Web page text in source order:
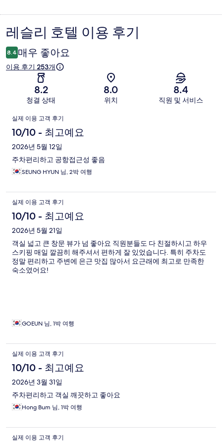
이
용
후
레슬리 호텔 이용 후기
8.4 매우 좋아요
이용 후기 253개
8.2
청결 상태
8.0
위치
8.4
직원 및 서비스
이
용
후
기
실제 이용 고객 후기
10/10 - 최고예요
2026년 5월 12일
주차편리하고 공항접근성 좋음
SEUNG HYUN 님, 2박 여행
실제 이용 고객 후기
10/10 - 최고예요
2026년 5월 21일
객실 넓고 큰 창문 뷰가 넘 좋아요 직원분들도 다 친절하시고 하우
스키핑 매일 깔끔히 해주셔서 편하게 잘 있었습니다. 특히 주차도
정말 편리하고 주변에 은근 맛집 많아서 요근래에 최고로 만족한
숙소였어요!
GOEUN 님, 1박 여행
실제 이용 고객 후기
10/10 - 최고예요
2026년 3월 31일
주차편리하고 객실 깨끗하고 좋아요
Hong Bum 님, 1박 여행
실제 이용 고객 후기